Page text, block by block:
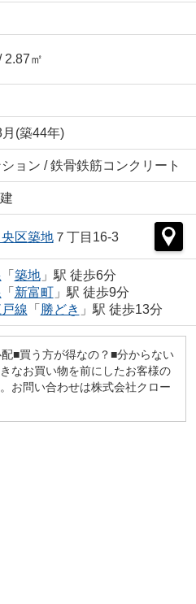
2.87㎡
(築44年)
ョン / 鉄骨鉄筋コンクリート
区築地７丁目16-3
「 築地」駅 徒歩6分
「 新富町
」駅 徒歩9分
線 「 勝どき 」駅 徒歩13分
■買う方が得なの？■分からない
なお買い物を前にしたお客様の
お問い合わせは株式会社クロー